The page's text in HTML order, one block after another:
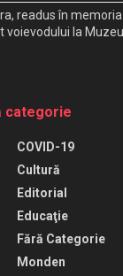
readus în
voievodului la
categorie
COVID-19
Cultură
Editorial
Educaţie
Fără Categorie
Monden